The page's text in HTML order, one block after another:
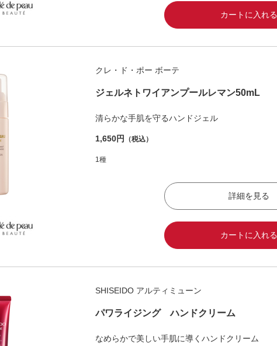
カートに入れる
クレ・ド・ポー ボーテ
ジェルネトワイアンプールレマン50mL
清らかな手肌を守るハンドジェル
1,650円 （税込）
1種
詳細を見る
カートに入れる
SHISEIDO アルティミューン
パワライジング ハンドクリーム
なめらかで美しい手肌に導くハンドクリーム